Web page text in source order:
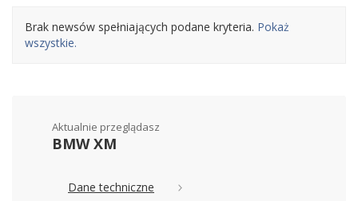
Brak newsów spełniających podane kryteria. Pokaż
wszystkie.
Aktualnie przeglądasz
BMW XM
Dane techniczne